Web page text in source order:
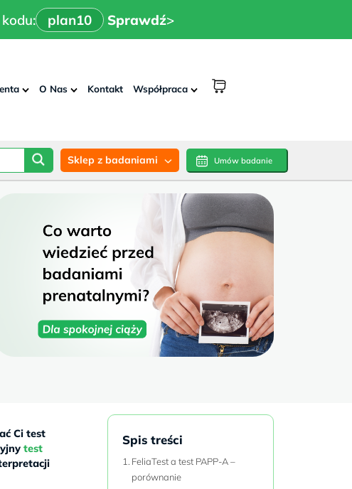
plan10 Sprawdź>
plan10 Sprawdź>
O Nas Kontakt Współpraca
Sklep z badaniami Umów badanie
Ci test
test
Spis treści
FeliaTest a test PAPP-A –
porównanie